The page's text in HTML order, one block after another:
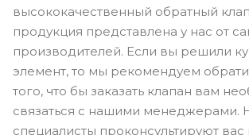
высококачественный обратный
продукция представлена у нас от
производителей. Если вы решили
элемент, то мы рекомендуем
того, что бы заказать клапан вам
связаться с нашими менеджерами.
специалисты проконсультируют